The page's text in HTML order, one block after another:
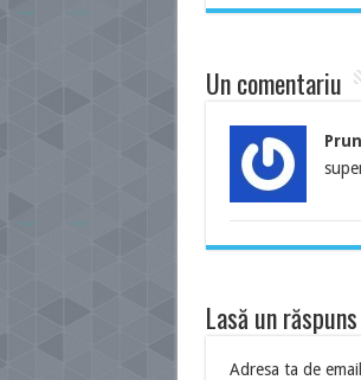
Un comentariu
Lasă un răspuns
Adresa ta de